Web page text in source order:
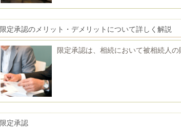
限定承認のメリット・デメリットについて詳しく解説
限定承認は、相続において被相続人
限定承認